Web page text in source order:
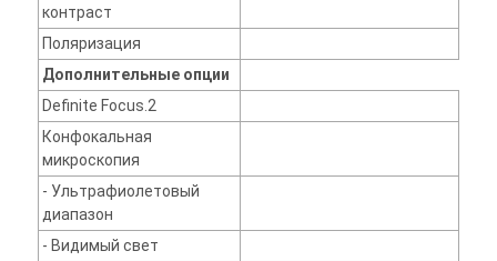
контраст
Поляризация
Дополнительные опции
Definite Focus.2
Конфокальная
микроскопия
- Ультрафиолетовый
диапазон
- Видимый свет